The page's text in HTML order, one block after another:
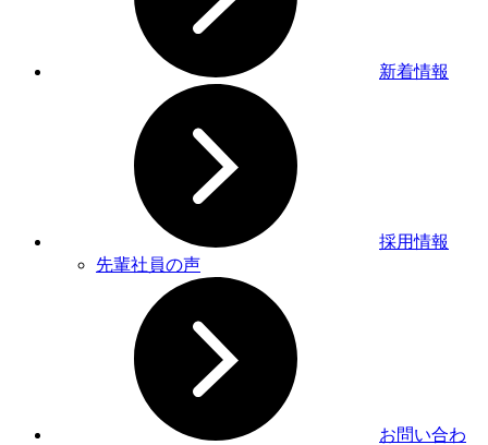
新着情報
採用情報
先輩社員の声
お問い合わ